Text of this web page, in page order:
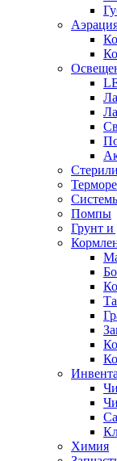
Помпы
Грунт и
Химия